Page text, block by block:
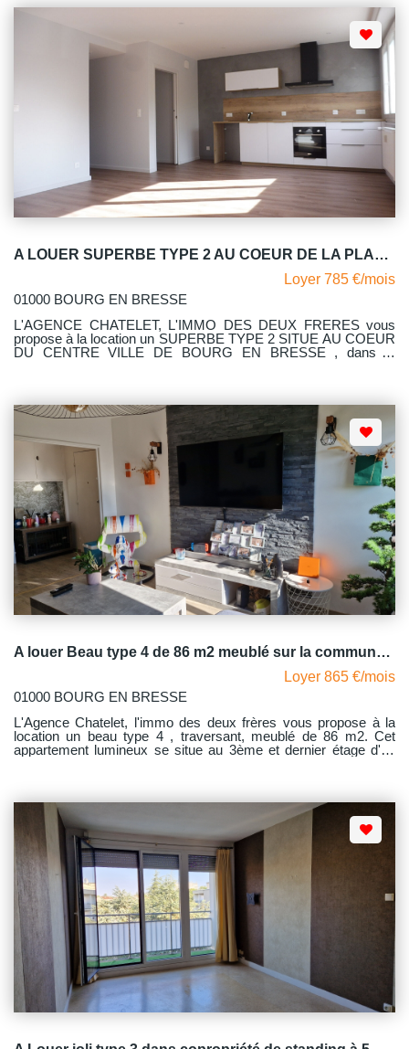
clos de 229.48 m2 où vous pourrez profiter des beaux jours,
une cuisine équipée et aménagée (four, plaque et lave-
vaisselle), un W.C indépendant, une salle de bains avec
emplacement machine à laver, un dégagement et deux grandes
chambres dont l'une avec un placard mural. Avec comme
dépendance : un grand garage fermé de 33.06 m2 en sous-sol.
Le chauffage est individuel électrique avec production d'eau
chaude par cumulus. L'eau froide est comprise dans les
charges. L'emplacement de ce logement est idéal en vous
donnant accès à toutes les commodités (station service,
épicerie, pharmacie, etc.). Libre au 24/10/2026
A LOUER SUPERBE TYPE 2 AU COEUR DE LA PLACE DE LA GRENOUILLERE- BOURG EN BRESSE
Loyer 785 €/mois
01000 BOURG EN BRESSE
L'AGENCE CHATELET, L'IMMO DES DEUX FRERES vous
propose à la location un SUPERBE TYPE 2 SITUE AU COEUR
DU CENTRE VILLE DE BOURG EN BRESSE , dans la
surface de 58.07 m2, il est traversant ,se situe au 1er étage
avec ascenseur. Il comprend un hall d'entrée avec placard
mural desservant une vaste pièce à vivre avec une cuisine
ouverte aménagée et équipée, un cellier, un dégagement
desservant une chambre avec placard mural, une salle d'eau et
un WC indépendant. Deux balcons l'un coté salon, l'autre coté
chambre. Avec comme dépendance une cave. Le chauffage est
collectif avec répartiteur - Stationnement aisé. LIBRE le
03.11.2026 L'appartement est en visite virtuelle sur :
https://tour.previsite.com/BFA2E653-4A9D-CEF3-8146-
85B35C68AE56
A louer Beau type 4 de 86 m2 meublé sur la commune de Bourg en Bresse
Loyer 865 €/mois
01000 BOURG EN BRESSE
L'Agence Chatelet, l'immo des deux frères vous propose à la
location un beau type 4 , traversant, meublé de 86 m2. Cet
appartement lumineux se situe au 3ème et dernier étage d'un
dégagement avec placard mural, deux chambres dont l'une
avec dressing et un dressing à part, une salle d'eau et un wc
indépendant. Des travaux d'isolation par l'extérieur avec
remplacement des menuiseries existantes vont débuter sur
cette fin d'année et feront que la note du dpe actuelle devrait
gagner deux points par ailleurs il convient de noter que le
chauffage est relié au réseau urbain. Libre courant août.